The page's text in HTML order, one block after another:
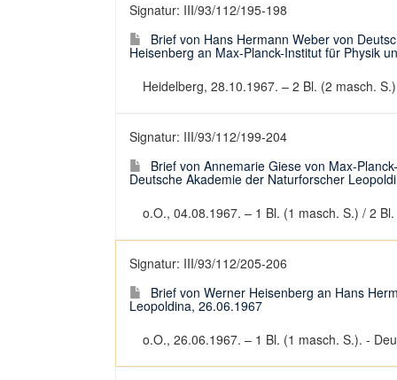
Signatur: III/93/112/195-198
Brief von Hans Hermann Weber von
Heisenberg an Max-Planck-Institut für Physik
Heidelberg, 28.10.1967. – 2 Bl. (2 masch.
Signatur: III/93/112/199-204
Brief von Annemarie Giese von Max-
Deutsche Akademie der Naturforscher
o.O., 04.08.1967. – 1 Bl. (1 masch. S.) / 2
Signatur: III/93/112/205-206
Brief von Werner Heisenberg an Hans
Leopoldina, 26.06.1967
o.O., 26.06.1967. – 1 Bl. (1 masch. S.). -